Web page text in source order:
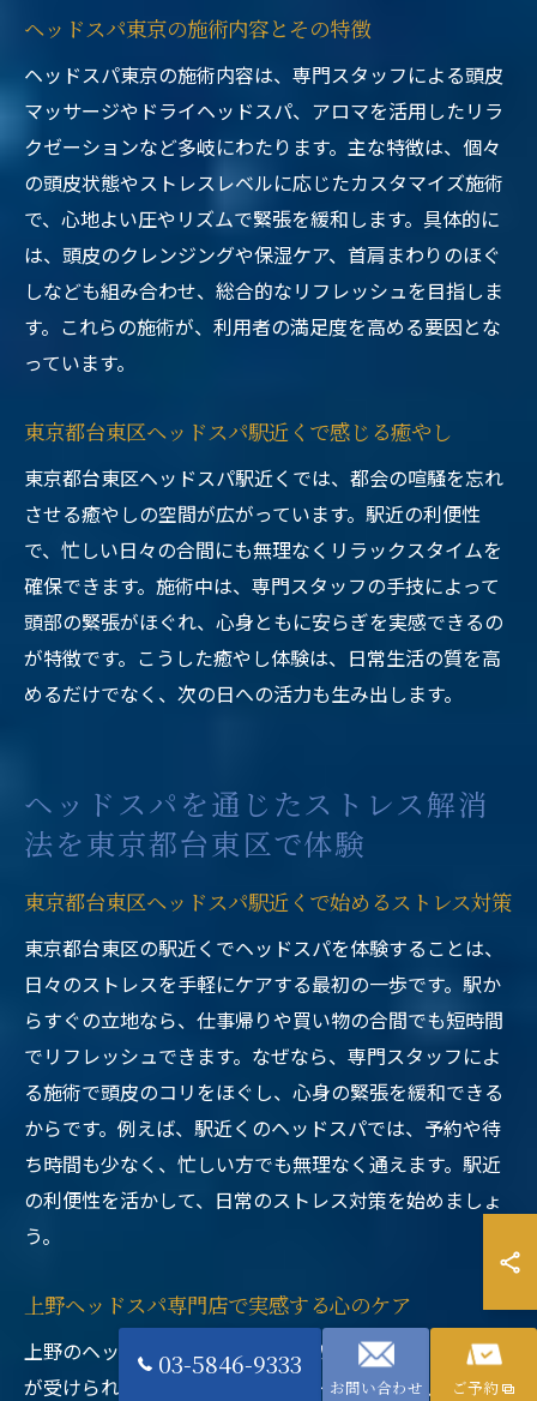
ヘッドスパ東京の施術内容とその特徴
ヘッドスパ東京の施術内容は、専門スタッフによる頭皮
マッサージやドライヘッドスパ、アロマを活用したリラ
クゼーションなど多岐にわたります。主な特徴は、個々
の頭皮状態やストレスレベルに応じたカスタマイズ施術
で、心地よい圧やリズムで緊張を緩和します。具体的に
は、頭皮のクレンジングや保湿ケア、首肩まわりのほぐ
しなども組み合わせ、総合的なリフレッシュを目指しま
す。これらの施術が、利用者の満足度を高める要因とな
っています。
東京都台東区ヘッドスパ駅近くで感じる癒やし
東京都台東区ヘッドスパ駅近くでは、都会の喧騒を忘れ
させる癒やしの空間が広がっています。駅近の利便性
で、忙しい日々の合間にも無理なくリラックスタイムを
確保できます。施術中は、専門スタッフの手技によって
頭部の緊張がほぐれ、心身ともに安らぎを実感できるの
が特徴です。こうした癒やし体験は、日常生活の質を高
めるだけでなく、次の日への活力も生み出します。
ヘッドスパを通じたストレス解消
法を東京都台東区で体験
東京都台東区ヘッドスパ駅近くで始めるストレス対策
東京都台東区の駅近くでヘッドスパを体験することは、
日々のストレスを手軽にケアする最初の一歩です。駅か
らすぐの立地なら、仕事帰りや買い物の合間でも短時間
でリフレッシュできます。なぜなら、専門スタッフによ
る施術で頭皮のコリをほぐし、心身の緊張を緩和できる
からです。例えば、駅近くのヘッドスパでは、予約や待
ち時間も少なく、忙しい方でも無理なく通えます。駅近
の利便性を活かして、日常のストレス対策を始めましょ
う。
上野ヘッドスパ専門店で実感する心のケア
上野のヘッドスパ専門店では、心のケアに特化した施術
が受けられます。プロのセラピストが頭皮や首、肩周り
03-5846-9333
お問い合わせ ご予約